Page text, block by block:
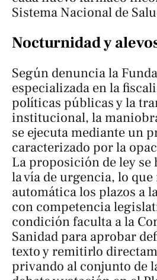
Sistema Nacional de
Nocturnidad y
Según denuncia la
especializada en la
políticas públicas y la
institucional, la
se ejecuta mediante un
caracterizado por la
La proposición de ley
la vía de urgencia, lo
automática los plazos a
con competencia
condición faculta a la
Sanidad para aprobar
texto y remitirlo
privando al conjunto de